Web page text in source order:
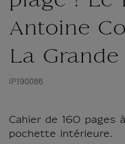
Antoine
La
IP190086
Cahier de 160 pages
pochette intérieure.